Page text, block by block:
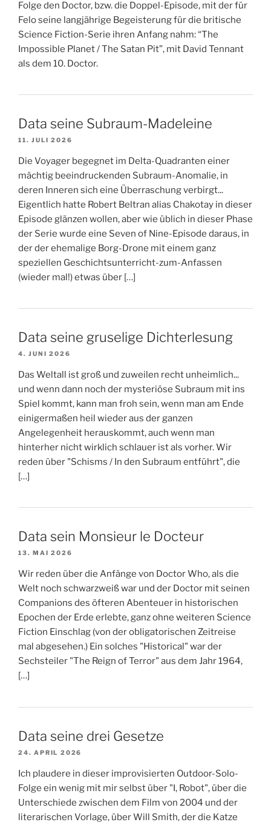
Folge den Doctor, bzw. die Doppel-Episode, mit der für
Felo seine langjährige Begeisterung für die britische
Science Fiction-Serie ihren Anfang nahm: “The
Impossible Planet / The Satan Pit”, mit David Tennant
als dem 10. Doctor.
Data seine Subraum-Madeleine
11. JULI 2026
Die Voyager begegnet im Delta-Quadranten einer
mächtig beeindruckenden Subraum-Anomalie, in
deren Inneren sich eine Überraschung verbirgt...
Eigentlich hatte Robert Beltran alias Chakotay in dieser
Episode glänzen wollen, aber wie üblich in dieser Phase
der Serie wurde eine Seven of Nine-Episode daraus, in
der der ehemalige Borg-Drone mit einem ganz
speziellen Geschichtsunterricht-zum-Anfassen
(wieder mal!) etwas über […]
Data seine gruselige Dichterlesung
4. JUNI 2026
Das Weltall ist groß und zuweilen recht unheimlich...
und wenn dann noch der mysteriöse Subraum mit ins
Spiel kommt, kann man froh sein, wenn man am Ende
einigermaßen heil wieder aus der ganzen
Angelegenheit herauskommt, auch wenn man
hinterher nicht wirklich schlauer ist als vorher. Wir
reden über "Schisms / In den Subraum entführt", die
[…]
Data sein Monsieur le Docteur
13. MAI 2026
Wir reden über die Anfänge von Doctor Who, als die
Welt noch schwarzweiß war und der Doctor mit seinen
Companions des öfteren Abenteuer in historischen
Epochen der Erde erlebte, ganz ohne weiteren Science
Fiction Einschlag (von der obligatorischen Zeitreise
mal abgesehen.) Ein solches "Historical" war der
Sechsteiler "The Reign of Terror" aus dem Jahr 1964,
[…]
Data seine drei Gesetze
24. APRIL 2026
Ich plaudere in dieser improvisierten Outdoor-Solo-
Folge ein wenig mit mir selbst über "I, Robot", über die
Unterschiede zwischen dem Film von 2004 und der
literarischen Vorlage, über Will Smith, der die Katze